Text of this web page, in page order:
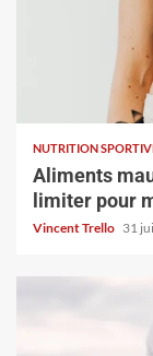
NUTRITION
Aliments
limiter pour
Vincent Trello 31